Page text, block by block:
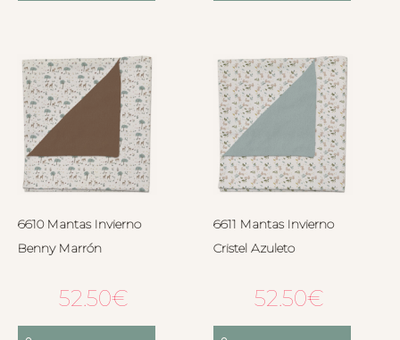
6610 Mantas Invierno
Benny Marrón
52.50€
6611 Mantas Invierno
Cristel Azuleto
52.50€